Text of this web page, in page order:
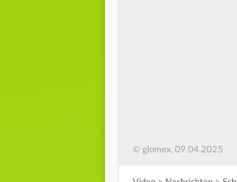
© glomex, 09.04.2025